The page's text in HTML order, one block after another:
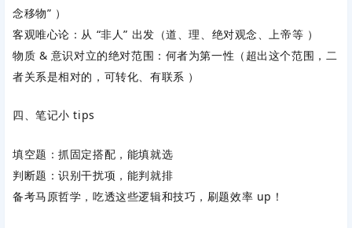
念移物” ）
客观唯心论：从 “非人” 出发（道、理、绝对观念、上帝等 ）
物质 & 意识对立的绝对范围： 何者为第一性 （超出这个范围，二
者关系是相对的，可转化、有联系 ）
四、笔记小 tips
填空题：抓固定搭配，能填就选
判断题：识别干扰项，能判就排
备考马原哲学，吃透这些逻辑和技巧，刷题效率 up！